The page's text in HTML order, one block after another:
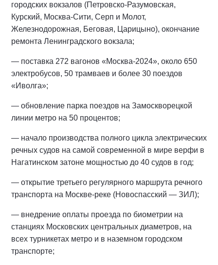
городских вокзалов (Петровско-Разумовская,
Курский, Москва-Сити, Серп и Молот,
Железнодорожная, Беговая, Царицыно), окончание
ремонта Ленинградского вокзала;
— поставка 272 вагонов «Москва-2024», около 650
электробусов, 50 трамваев и более 30 поездов
«Иволга»;
— обновление парка поездов на Замоскворецкой
линии метро на 50 процентов;
— начало производства полного цикла электрических
речных судов на самой современной в мире верфи в
Нагатинском затоне мощностью до 40 судов в год;
— открытие третьего регулярного маршрута речного
транспорта на Москве-реке (Новоспасский — ЗИЛ);
— внедрение оплаты проезда по биометрии на
станциях Московских центральных диаметров, на
всех турникетах метро и в наземном городском
транспорте;